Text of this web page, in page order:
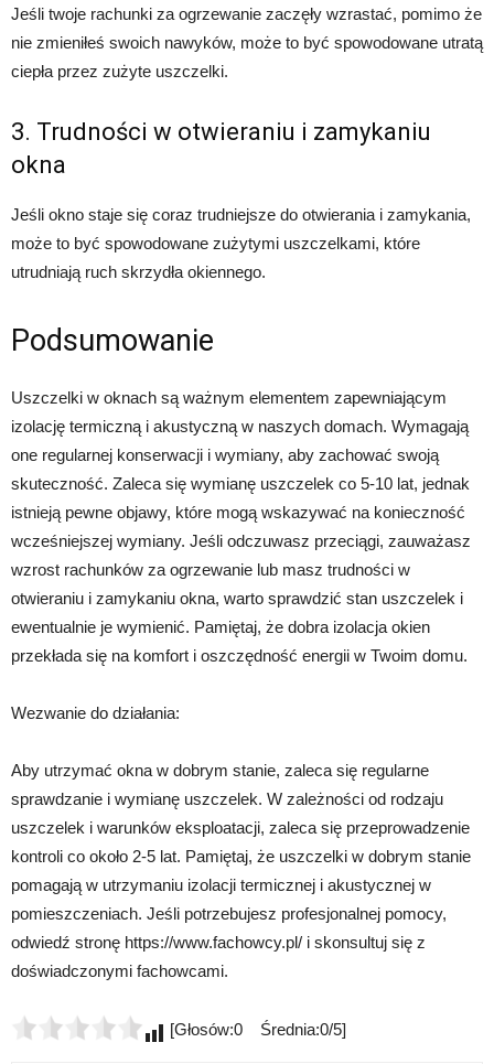
Jeśli twoje rachunki za ogrzewanie zaczęły wzrastać, pomimo że
nie zmieniłeś swoich nawyków, może to być spowodowane utratą
ciepła przez zużyte uszczelki.
3. Trudności w otwieraniu i zamykaniu
okna
Jeśli okno staje się coraz trudniejsze do otwierania i zamykania,
może to być spowodowane zużytymi uszczelkami, które
utrudniają ruch skrzydła okiennego.
Podsumowanie
Uszczelki w oknach są ważnym elementem zapewniającym
izolację termiczną i akustyczną w naszych domach. Wymagają
one regularnej konserwacji i wymiany, aby zachować swoją
skuteczność. Zaleca się wymianę uszczelek co 5-10 lat, jednak
istnieją pewne objawy, które mogą wskazywać na konieczność
wcześniejszej wymiany. Jeśli odczuwasz przeciągi, zauważasz
wzrost rachunków za ogrzewanie lub masz trudności w
otwieraniu i zamykaniu okna, warto sprawdzić stan uszczelek i
ewentualnie je wymienić. Pamiętaj, że dobra izolacja okien
przekłada się na komfort i oszczędność energii w Twoim domu.
Wezwanie do działania:
Aby utrzymać okna w dobrym stanie, zaleca się regularne
sprawdzanie i wymianę uszczelek. W zależności od rodzaju
uszczelek i warunków eksploatacji, zaleca się przeprowadzenie
kontroli co około 2-5 lat. Pamiętaj, że uszczelki w dobrym stanie
pomagają w utrzymaniu izolacji termicznej i akustycznej w
pomieszczeniach. Jeśli potrzebujesz profesjonalnej pomocy,
odwiedź stronę https://www.fachowcy.pl/ i skonsultuj się z
doświadczonymi fachowcami.
[Głosów:0 Średnia:0/5]